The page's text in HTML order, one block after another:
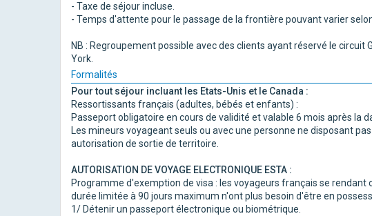
- Taxe de séjour incluse.
- Temps d'attente pour le passage de la frontière pouvant varier
NB : Regroupement possible avec des clients ayant réservé le circuit
York.
Formalités
Pour tout séjour incluant les Etats-Unis et le Canada :
Ressortissants français (adultes, bébés et enfants) :
Passeport obligatoire en cours de validité et valable 6 mois après la
Les mineurs voyageant seuls ou avec une personne ne disposant
autorisation de sortie de territoire.
AUTORISATION DE VOYAGE ELECTRONIQUE ESTA :
Programme d'exemption de visa : les voyageurs français se rendant
durée limitée à 90 jours maximum n'ont plus besoin d'être en
1/ Détenir un passeport électronique ou biométrique.